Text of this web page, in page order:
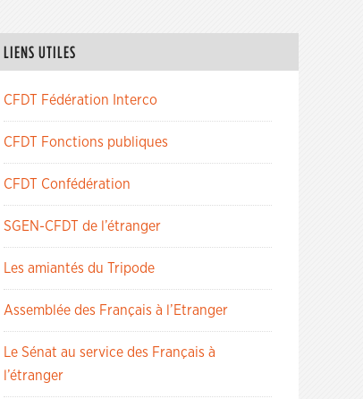
LIENS UTILES
CFDT Fédération Interco
CFDT Fonctions publiques
CFDT Confédération
SGEN-CFDT de l’étranger
Les amiantés du Tripode
Assemblée des Français à l’Etranger
Le Sénat au service des Français à
l’étranger